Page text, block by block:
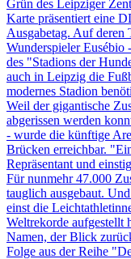
Grün des Leipziger
Karte präsentiert eine
Ausgabetag. Auf deren
Wunderspieler Eusébio
des "Stadions der
auch in Leipzig die
modernes Stadion
Weil der gigantische
abgerissen werden
- wurde die künftige
Brücken erreichbar.
Repräsentant und
Für nunmehr 47.000
tauglich ausgebaut.
einst die
Weltrekorde aufgestellt
Namen, der Blick
Folge aus der Reihe